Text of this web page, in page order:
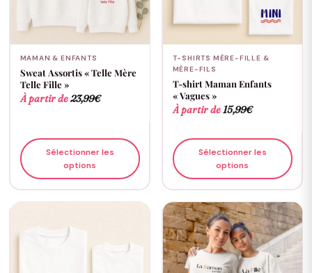
MAMAN & ENFANTS
Sweat Assortis « Telle Mère
Telle Fille »
À partir de23,99€
Sélectionner les
options
T-SHIRTS MÈRE-FILLE &
MÈRE-FILS
T-shirt Maman Enfants
« Vagues »
À partir de15,99€
Sélectionner les
options